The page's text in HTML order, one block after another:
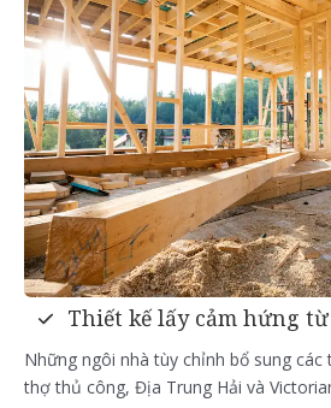
Thiết kế lấy cảm hứng
Những ngôi nhà tùy chỉnh bổ sung
thợ thủ công, Địa Trung Hải và